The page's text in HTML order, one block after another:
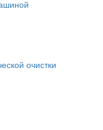
очистки